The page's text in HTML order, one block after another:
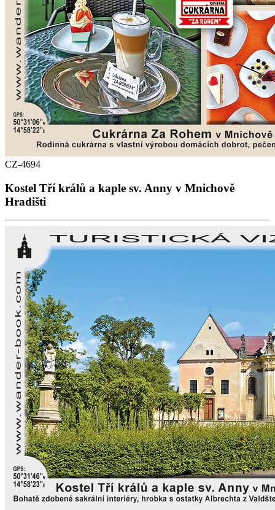
CZ-4694
Kostel Tří králů a kaple sv. Anny v Mnichově
Hradišti